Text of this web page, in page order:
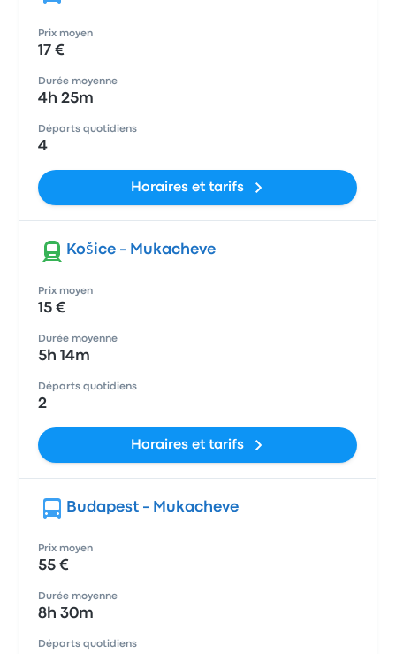
Prix moyen
17 €
Durée moyenne
4h 25m
Départs quotidiens
4
Horaires et tarifs
Košice - Mukacheve
Prix moyen
15 €
Durée moyenne
5h 14m
Départs quotidiens
2
Horaires et tarifs
Budapest - Mukacheve
Prix moyen
55 €
Durée moyenne
8h 30m
Départs quotidiens